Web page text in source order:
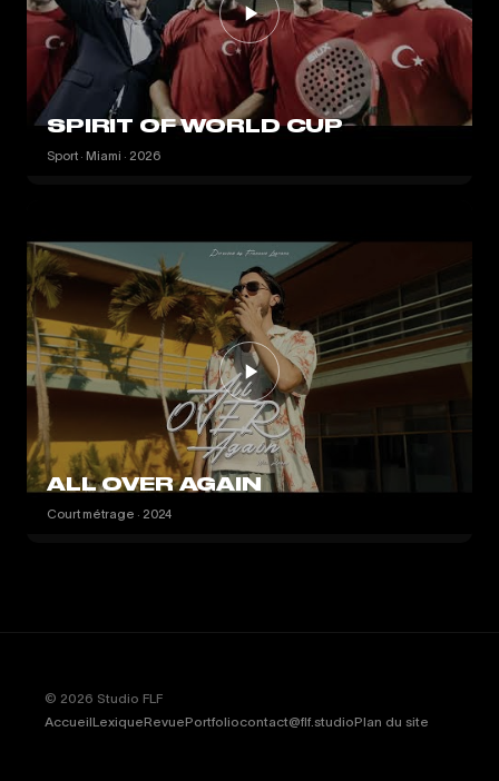
SPIRIT OF WORLD CUP
Sport · Miami · 2026
ALL OVER AGAIN
Court métrage · 2024
© 2026 Studio FLF
AccueilLexiqueRevuePortfoliocontact@flf.studioPlan du site